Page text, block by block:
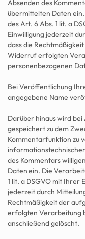
Absenden des
übermittelten Daten
des Art. 6 Abs. 1 lit. a
Einwilligung jederzeit
dass die
Widerruf erfolgten
personenbezogenen
Bei Veröffentlichung
angegebene Name
Darüber hinaus wird bei
gespeichert zu dem
Kommentarfunktion zu
des Kommentars
Daten ein. Die
1 lit. a DSGVO mit Ihrer
jederzeit durch
Rechtmäßigkeit der
erfolgten Verarbeitung
anschließend gelöscht.